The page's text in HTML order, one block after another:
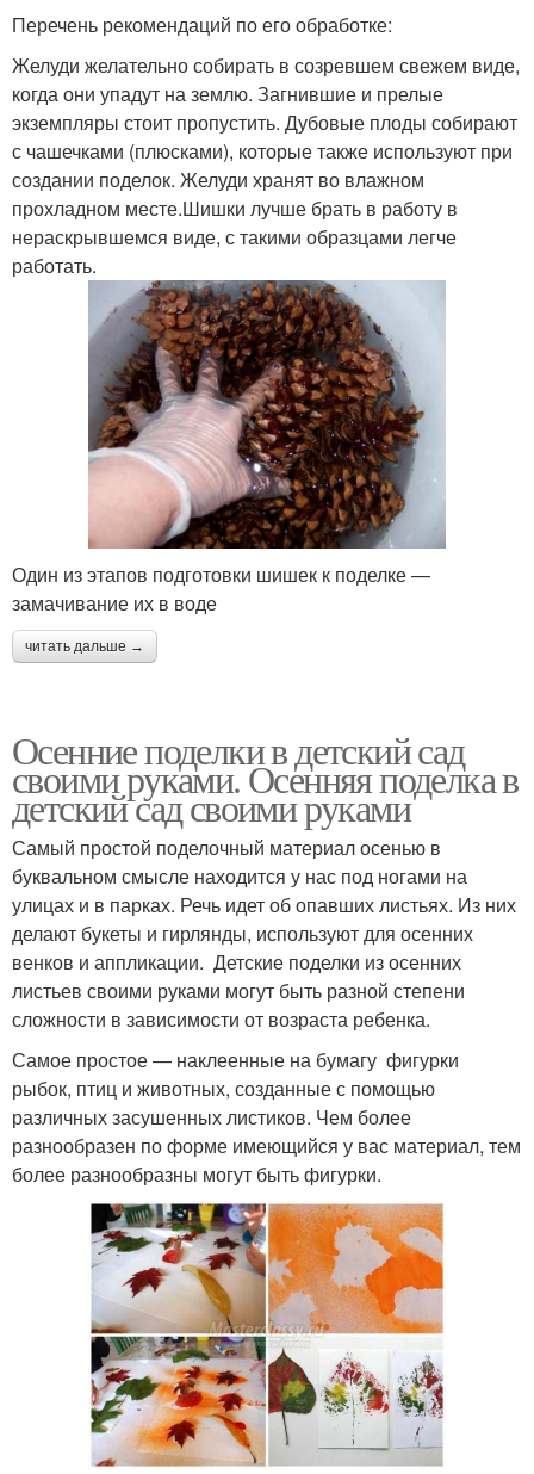
Перечень рекомендаций по его обработке:
Желуди желательно собирать в созревшем свежем виде,
когда они упадут на землю. Загнившие и прелые
экземпляры стоит пропустить. Дубовые плоды собирают
с чашечками (плюсками), которые также используют при
создании поделок. Желуди хранят во влажном
прохладном месте.Шишки лучше брать в работу в
нераскрывшемся виде, с такими образцами легче
работать.
Один из этапов подготовки шишек к поделке —
замачивание их в воде
читать дальше →
Осенние поделки в детский сад
своими руками. Осенняя поделка в
детский сад своими руками
Самый простой поделочный материал осенью в
буквальном смысле находится у нас под ногами на
улицах и в парках. Речь идет об опавших листьях. Из них
делают букеты и гирлянды, используют для осенних
венков и аппликации. Детские поделки из осенних
листьев своими руками могут быть разной степени
сложности в зависимости от возраста ребенка.
Самое простое — наклеенные на бумагу фигурки
рыбок, птиц и животных, созданные с помощью
различных засушенных листиков. Чем более
разнообразен по форме имеющийся у вас материал, тем
более разнообразны могут быть фигурки.